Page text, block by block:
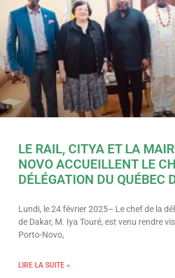
LE RAIL, CITYA ET LA
NOVO ACCUEILLENT LE
DÉLÉGATION DU QUÉBEC
Lundi, le 24 février 2025– Le chef de la
de Dakar, M. Iya Touré, est venu rendre
Porto-Novo,
LIRE LA SUITE »